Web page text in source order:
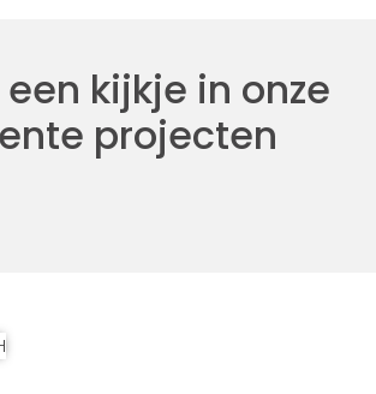
kijkje in onze
projecten